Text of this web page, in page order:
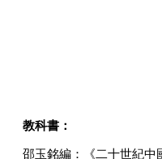
教科書：
邵玉銘編：《二十世紀中